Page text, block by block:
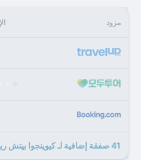
مزود
41 صفقة إضافية لـ كيوينجوا بيتش ريزورت